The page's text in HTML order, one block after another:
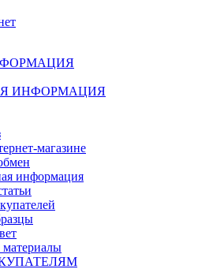
ИНФОРМАЦИЯ
магазине
информация